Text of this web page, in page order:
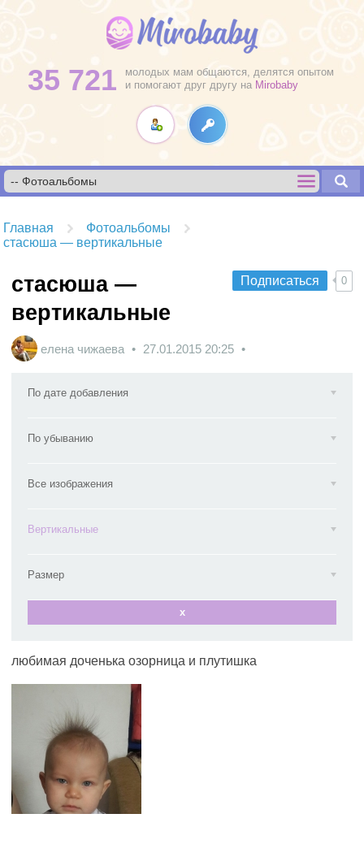
35 721
молодых мам общаются, делятся опытом
и помогают друг другу на Mirobaby
Главная
Фотоальбомы
стасюша — вертикальные
Подписаться 0
стасюша —
вертикальные
елена чижаева 27.01.2015 20:25
По дате добавления
По убыванию
Все изображения
Вертикальные
Размер
x
любимая доченька озорница и плутишка